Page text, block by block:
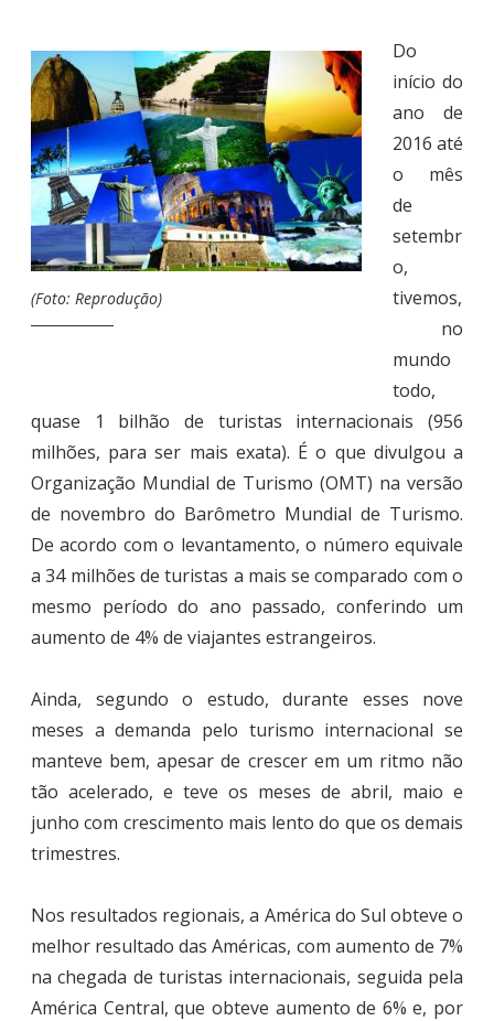
(Foto: Reprodução)
Do
início do
ano de
2016 até
o mês
de
setembr
o,
tivemos,
no
mundo
todo,
quase 1 bilhão de turistas internacionais (956
milhões, para ser mais exata). É o que divulgou a
Organização Mundial de Turismo (OMT) na versão
de novembro do Barômetro Mundial de Turismo.
De acordo com o levantamento, o número equivale
a 34 milhões de turistas a mais se comparado com o
mesmo período do ano passado, conferindo um
aumento de 4% de viajantes estrangeiros.
Ainda, segundo o estudo, durante esses nove
meses a demanda pelo turismo internacional se
manteve bem, apesar de crescer em um ritmo não
tão acelerado, e teve os meses de abril, maio e
junho com crescimento mais lento do que os demais
trimestres.
Nos resultados regionais, a América do Sul obteve o
melhor resultado das Américas, com aumento de 7%
na chegada de turistas internacionais, seguida pela
América Central, que obteve aumento de 6% e, por